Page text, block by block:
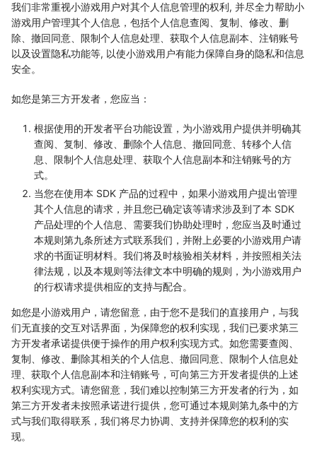
我们非常重视小游戏用户对其个人信息管理的权利, 并尽全力帮助小
游戏用户管理其个人信息，包括个人信息查阅、复制、修改、删
除、撤回同意、限制个人信息处理、获取个人信息副本、注销账号
以及设置隐私功能等, 以使小游戏用户有能力保障自身的隐私和信息
安全。
如您是第三方开发者，您应当：
根据使用的开发者平台功能设置，为小游戏用户提供并明确其
查阅、复制、修改、删除个人信息、撤回同意、转移个人信
息、限制个人信息处理、获取个人信息副本和注销账号的方
式。
当您在使用本 SDK 产品的过程中，如果小游戏用户提出管理
其个人信息的请求，并且您已确定该等请求涉及到了本 SDK
产品处理的个人信息、需要我们协助处理时，您应当及时通过
本规则第九条所述方式联系我们，并附上必要的小游戏用户请
求的书面证明材料。我们将及时核验相关材料，并按照相关法
律法规，以及本规则等法律文本中明确的规则，为小游戏用户
的行权请求提供相应的支持与配合。
如您是小游戏用户，请您留意，由于您不是我们的直接用户，与我
们无直接的交互对话界面，为保障您的权利实现，我们已要求第三
方开发者承诺提供便于操作的用户权利实现方式。如您需要查阅、
复制、修改、删除其相关的个人信息、撤回同意、限制个人信息处
理、获取个人信息副本和注销账号，可向第三方开发者提供的上述
权利实现方式。请您留意，我们难以控制第三方开发者的行为，如
第三方开发者未按照承诺进行提供，您可通过本规则第九条中的方
式与我们取得联系，我们将尽力协调、支持并保障您的权利的实
现。